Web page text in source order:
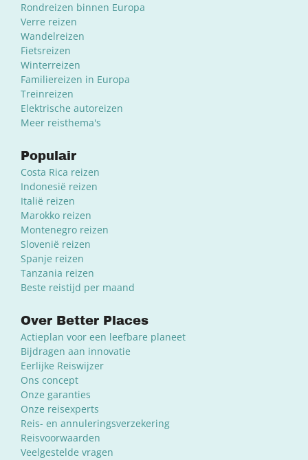
Rondreizen binnen Europa
Verre reizen
Wandelreizen
Fietsreizen
Winterreizen
Familiereizen in Europa
Treinreizen
Elektrische autoreizen
Meer reisthema's
Populair
Costa Rica reizen
Indonesië reizen
Italië reizen
Marokko reizen
Montenegro reizen
Slovenië reizen
Spanje reizen
Tanzania reizen
Beste reistijd per maand
Over Better Places
Actieplan voor een leefbare planeet
Bijdragen aan innovatie
Eerlijke Reiswijzer
Ons concept
Onze garanties
Onze reisexperts
Reis- en annuleringsverzekering
Reisvoorwaarden
Veelgestelde vragen